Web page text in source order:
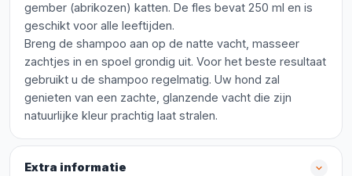
gember (abrikozen) katten. De fles bevat 250 ml en is
geschikt voor alle leeftijden.
Breng de shampoo aan op de natte vacht, masseer
zachtjes in en spoel grondig uit. Voor het beste resultaat
gebruikt u de shampoo regelmatig. Uw hond zal
genieten van een zachte, glanzende vacht die zijn
natuurlijke kleur prachtig laat stralen.
Extra informatie